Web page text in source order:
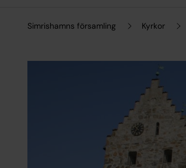
Simrishamns församling Kyrkor